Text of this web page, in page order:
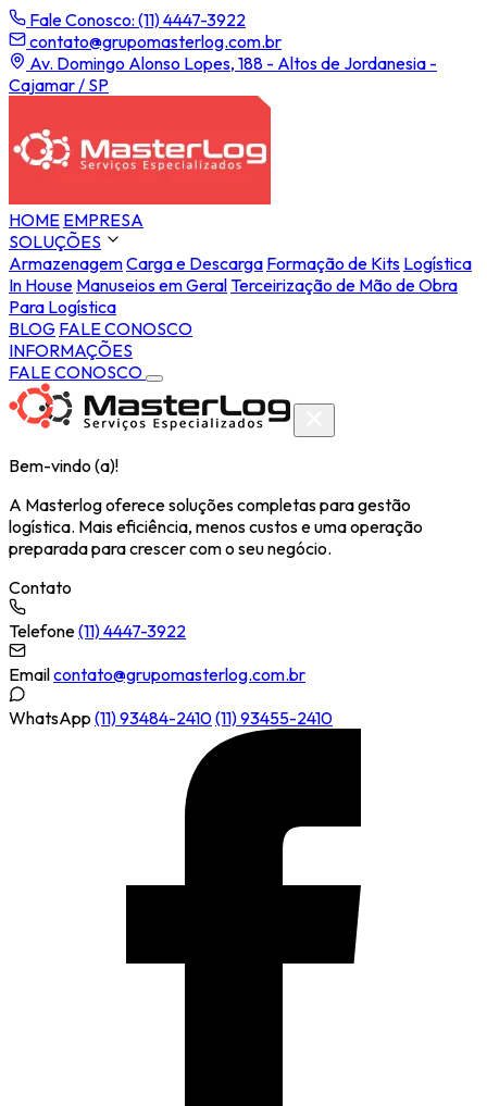
Fale Conosco: (11) 4447-3922
contato@grupomasterlog.com.br
Av. Domingo Alonso Lopes, 188 - Altos de Jordanesia -
Cajamar / SP
HOME EMPRESA
SOLUÇÕES
ArmazenagemCarga e Descarga Formação de Kits Logística
In House Manuseios em GeralTerceirização de Mão de Obra
Para Logística
BLOG FALE CONOSCO
INFORMAÇÕES
FALE CONOSCO
Bem-vindo (a)!
A Masterlog oferece soluções completas para gestão
logística. Mais eficiência, menos custos e uma operação
preparada para crescer com o seu negócio.
Contato
Telefone(11) 4447-3922
Emailcontato@grupomasterlog.com.br
WhatsApp (11) 93484-2410(11) 93455-2410